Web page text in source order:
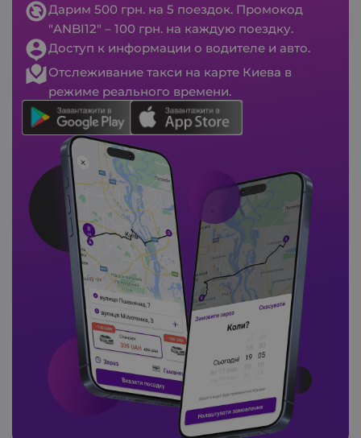
Дарим 500 грн. на 5 поездок. Промокод
"ANBI12" – 100 грн. на каждую поездку.
Доступ к информации о водителе и авто.
Отслеживание такси на карте Киева в
режиме реального времени.